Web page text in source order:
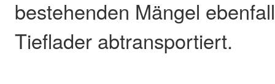
bestehenden Mängel
Tieflader abtransportiert.